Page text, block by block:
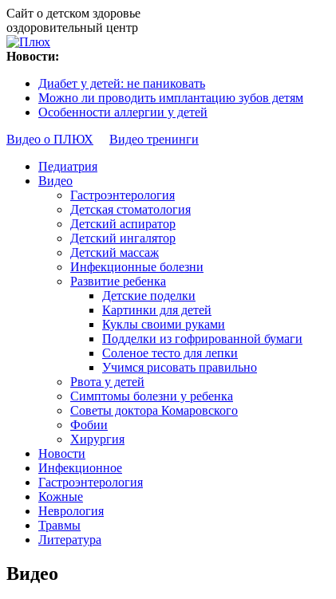
Сайт о детском здоровье
оздоровительный центр
Новости:
Диабет у детей: не паниковать
Можно ли проводить имплантацию зубов детям
Особенности аллергии у детей
Видео о ПЛЮХ
Видео тренинги
Педиатрия
Видео
Гастроэнтерология
Детская стоматология
Детский аспиратор
Детский ингалятор
Детский массаж
Инфекционные болезни
Развитие ребенка
Детские поделки
Картинки для детей
Куклы своими руками
Подделки из гофрированной бумаги
Соленое тесто для лепки
Учимся рисовать правильно
Рвота у детей
Симптомы болезни у ребенка
Советы доктора Комаровского
Фобии
Хирургия
Новости
Инфекционное
Гастроэнтерология
Кожные
Неврология
Травмы
Литература
Видео